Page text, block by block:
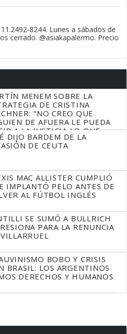
8244. Lunes a sábados de
cerrado. @asiakapalermo. Precio
MENEM SOBRE LA
DE CRISTINA
"NO CREO QUE
DE AFUERA LE PUEDA
A LA JUSTICIA LO QUE
QUE HACER"
DIJO BARDEM DE LA
DE CEUTA
MAC ALLISTER CUMPLIÓ
IMPLANTÓ PELO ANTES DE
AL FÚTBOL INGLÉS
SE SUMÓ A BULLRICH
PARA LA RENUNCIA
BOBO Y CRISIS
BRASIL: LOS ARGENTINOS
DERECHOS Y HUMANOS